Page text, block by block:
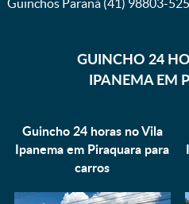
Guinchos Paraná (41) 98803-
GUINCHO 24
IPANEMA EM
Guincho 24 horas no Vila
Ipanema em Piraquara para
carros